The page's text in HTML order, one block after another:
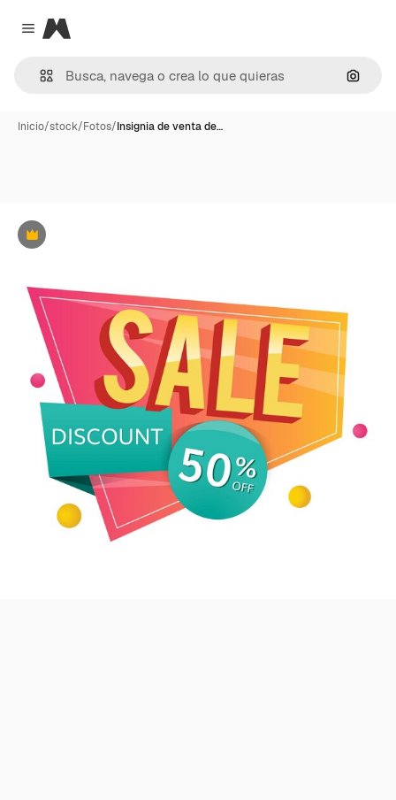
Close menu
Magnific
Inicio/stock/Fotos/Insignia de venta de…
Premium